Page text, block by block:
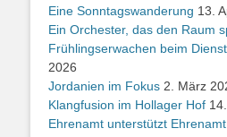
Eine Sonntagswanderung 13.
Ein Orchester, das den Raum
Frühlingserwachen beim
2026
Jordanien im Fokus 2. März
Klangfusion im Hollager Hof
Ehrenamt unterstützt Ehrenamt